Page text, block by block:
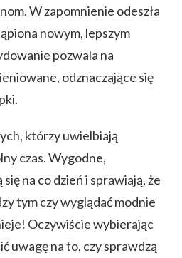
W zapomnienie odeszła
nowym, lepszym
pozwala na
odznaczające się
którzy uwielbiają
czas. Wygodne,
na co dzień i sprawiają, że
tym czy wyglądać modnie
Oczywiście wybierając
uwagę na to, czy sprawdzą